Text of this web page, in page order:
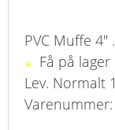
PVC Muffe 4" .
Få på lager
Lev. Normalt
Varenummer: